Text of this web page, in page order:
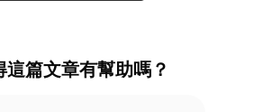
這篇文章有幫助嗎？